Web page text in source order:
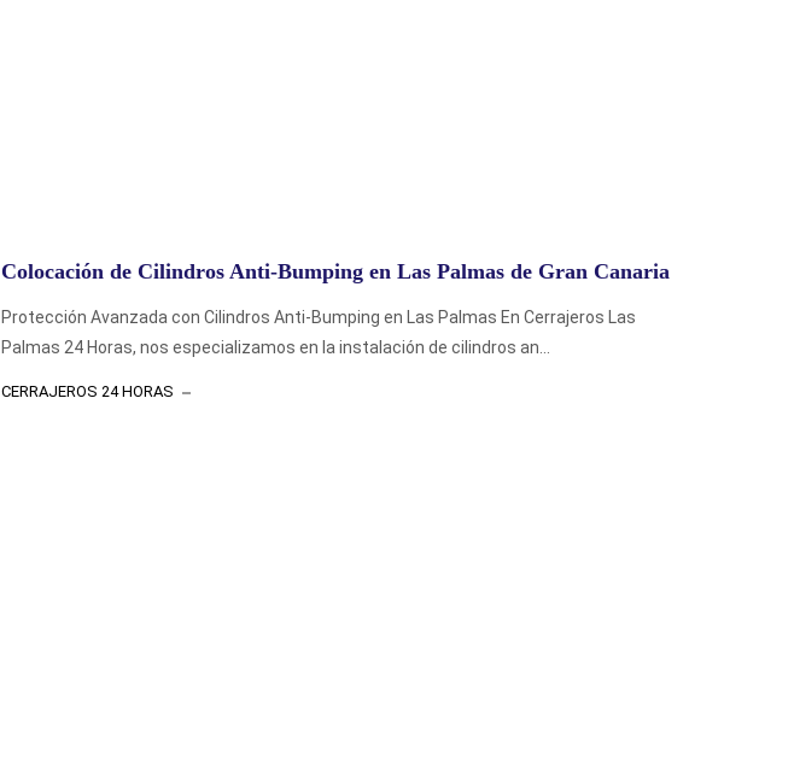
Colocación de Cilindros Anti-Bumping en Las Palmas de Gran Canaria
Protección Avanzada con Cilindros Anti-Bumping en Las Palmas En Cerrajeros Las
Palmas 24 Horas, nos especializamos en la instalación de cilindros an...
CERRAJEROS 24 HORAS